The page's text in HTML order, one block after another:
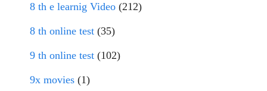
8 th e learnig Video (212)
8 th online test (35)
9 th online test (102)
9x movies (1)